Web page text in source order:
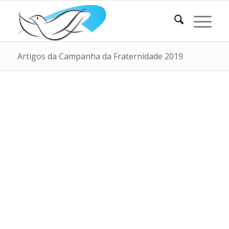
Artigos da Campanha da Fraternidade 2019